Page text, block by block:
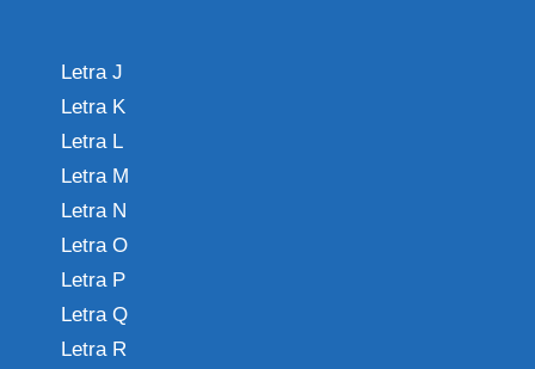
Letra J
Letra K
Letra L
Letra M
Letra N
Letra O
Letra P
Letra Q
Letra R